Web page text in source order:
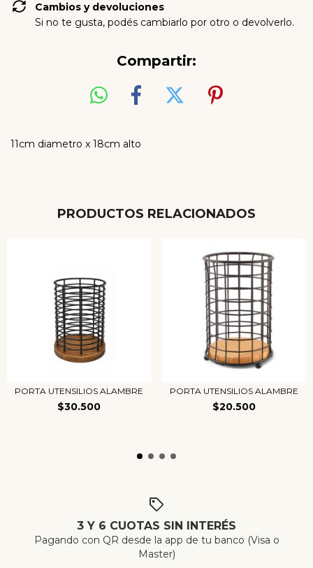
Cambios y devoluciones
Si no te gusta, podés cambiarlo por otro o devolverlo.
Compartir:
11cm diametro x 18cm alto
PRODUCTOS RELACIONADOS
PORTA UTENSILIOS ALAMBRE
$30.500
PORTA UTENSILIOS ALAMBRE
$20.500
3 Y 6 CUOTAS SIN INTERÉS
Pagando con QR desde la app de tu banco (Visa o
Master)